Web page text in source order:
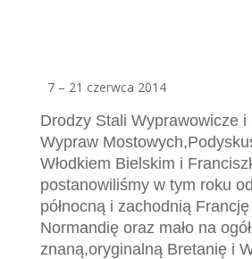
7 – 21 czerwca 2014
Drodzy Stali Wyprawowicze i
Wypraw Mostowych,Po
Włodkiem Bielskim i
postanowiliśmy w tym roku
północną i zachodnią
Normandię oraz mało na ogół
znaną,oryginalną Bretanię i